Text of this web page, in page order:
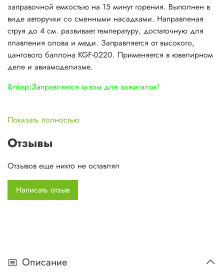
заправочной емкостью на 15 минут горения. Выполнен в
виде авторучки со сменными насадками. Направленая
струя до 4 см. развивает температуру, достаточную для
плавления олова и меди. Заправляется от высокого,
цангового баллона KGF-0220. Применяется в ювелирном
деле и авиамоделизме.
&nbsp;Заправляется газом для зажигалок!
Особенности Byte Pen [KT-2201]:
- заправочная емкость на 15 минут горения
- направленая струя до 4 см
Характеристики:
Температура нагрева: 1300 град
Показать полностью
Отзывы
Отзывов еще никто не оставлял
Написать отзыв
Описание